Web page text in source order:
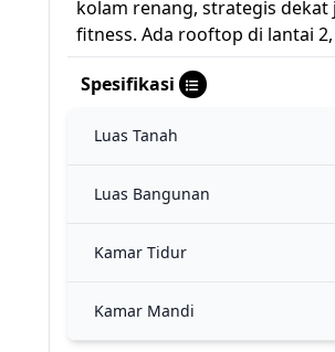
kolam renang, strategis
fitness. Ada rooftop di lantai
Spesifikasi
Luas Tanah
Luas Bangunan
Kamar Tidur
Kamar Mandi